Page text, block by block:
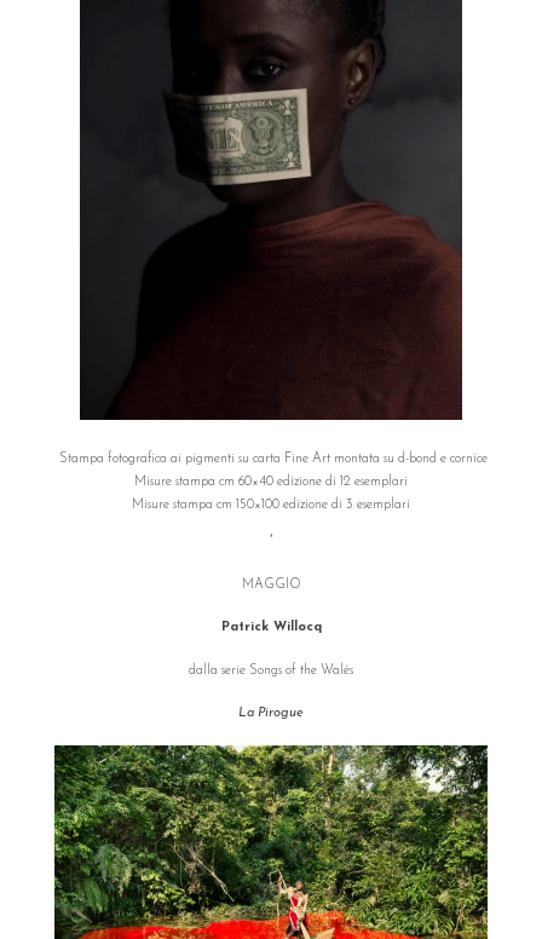
Stampa fotografica ai pigmenti su carta Fine Art montata su d-bond e cornice
Misure stampa cm 60×40 edizione di 12 esemplari
Misure stampa cm 150×100 edizione di 3 esemplari
MAGGIO
Patrick Willocq
dalla serie Songs of the Walés
La Pirogue